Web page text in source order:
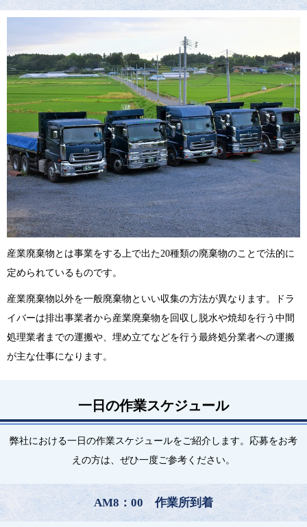
産業廃棄物とは事業をする上で出た20種類の廃棄物のことで法的に
定められているものです。
産業廃棄物以外を一般廃棄物といい収集の方法が異なります。ドラ
イバーは排出事業者から産業廃棄物を回収し脱水や焼却を行う中間
処理業者までの運搬や、埋め立てなどを行う最終処分業者への運搬
が主な仕事になります。
一日の作業スケジュール
弊社における一日の作業スケジュールをご紹介します。応募をお考
えの方は、ぜひ一度ご参考ください。
AM8：00 作業所到着